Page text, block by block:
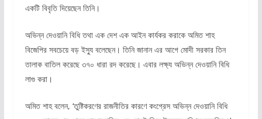
একটি বিবৃতি দিয়েছেন তিনি।
অভিন্ন দেওয়ানি বিধি তথা এক দেশ এক আইন কার্যকর করাকে অমিত শাহ
বিজেপির সবচেয়ে বড় ইস্যু বলেছেন। তিনি জানান এর আগে মোদী সরকার তিন
তালাক বাতিল করেছে ৩৭০ ধারা রদ করেছে। এবার লক্ষ্য অভিন্ন দেওয়ানি বিধি
লাগু করা।
অমিত শাহ বলেন, ‘তুষ্টিকরণের রাজনীতির কারণে কংগ্রেস অভিন্ন দেওয়ানি বিধি